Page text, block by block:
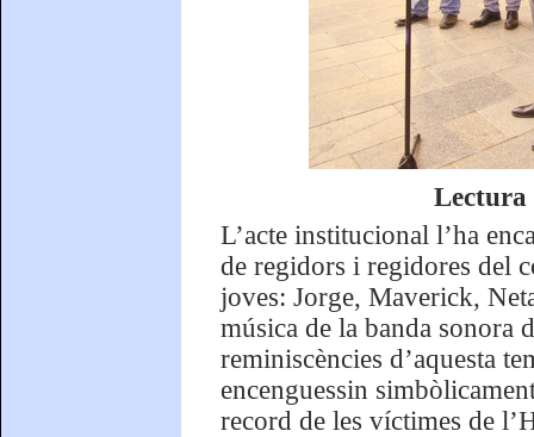
Lectura
L’acte institucional l’ha
de regidors i regidores del
joves: Jorge, Maverick,
música de la banda sonora
reminiscències d’aquesta
encenguessin
record de les víctimes de